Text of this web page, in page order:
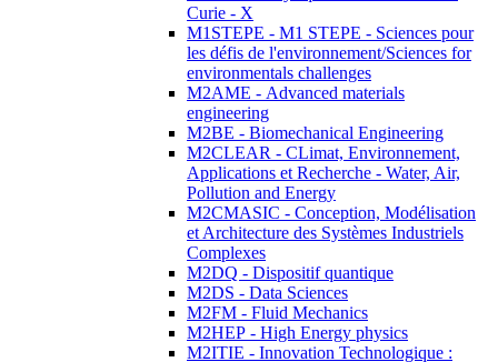
Curie - X
M1STEPE - M1 STEPE - Sciences pour
les défis de l'environnement/Sciences for
environmentals challenges
M2AME - Advanced materials
engineering
M2BE - Biomechanical Engineering
M2CLEAR - CLimat, Environnement,
Applications et Recherche - Water, Air,
Pollution and Energy
M2CMASIC - Conception, Modélisation
et Architecture des Systèmes Industriels
Complexes
M2DQ - Dispositif quantique
M2DS - Data Sciences
M2FM - Fluid Mechanics
M2HEP - High Energy physics
M2ITIE - Innovation Technologique :